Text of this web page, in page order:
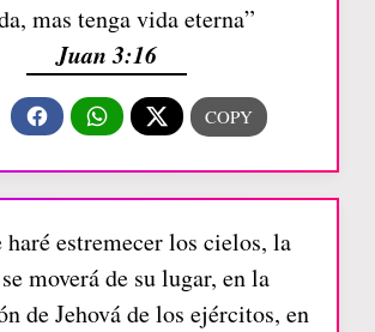
mas tenga vida eterna”
Juan 3:16
haré estremecer los cielos, la
moverá de su lugar, en la
de Jehová de los ejércitos, en